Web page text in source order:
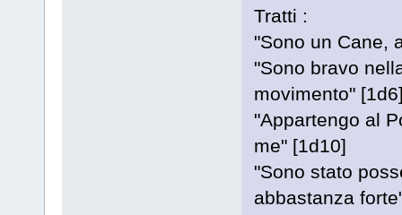
Tratti :
"Sono un Cane,
"Sono bravo
movimento"
"Appartengo al
me" [1d10]
"Sono stato
abbastanza